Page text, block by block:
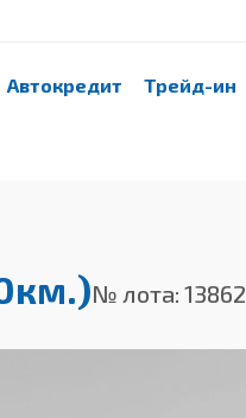
Автокредит Трейд-ин
№ лота: 13862